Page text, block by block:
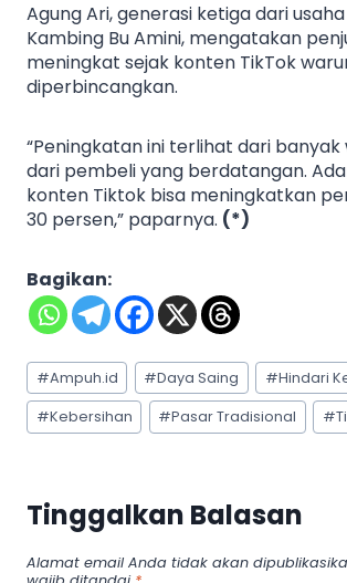
Agung Ari, generasi ketiga dari
Kambing Bu Amini, mengatakan
meningkat sejak konten TikTok
diperbincangkan.
“Peningkatan ini terlihat dari banyak
dari pembeli yang berdatangan.
konten Tiktok bisa meningkatkan
30 persen,” paparnya. (*)
Bagikan:
Post
Tags:
#Ampuh.id #Daya Saing #Hindari
#Kebersihan #Pasar Tradisional #
Tinggalkan Balasan
Alamat email Anda tidak akan